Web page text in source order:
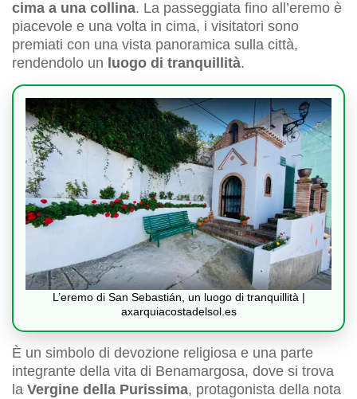
cima a una collina. La passeggiata fino all’eremo è
piacevole e una volta in cima, i visitatori sono
premiati con una vista panoramica sulla città,
rendendolo un luogo di tranquillità.
L’eremo di San Sebastián, un luogo di tranquillità |
axarquiacostadelsol.es
È un simbolo di devozione religiosa e una parte
integrante della vita di Benamargosa, dove si trova
la Vergine della Purissima, protagonista della nota